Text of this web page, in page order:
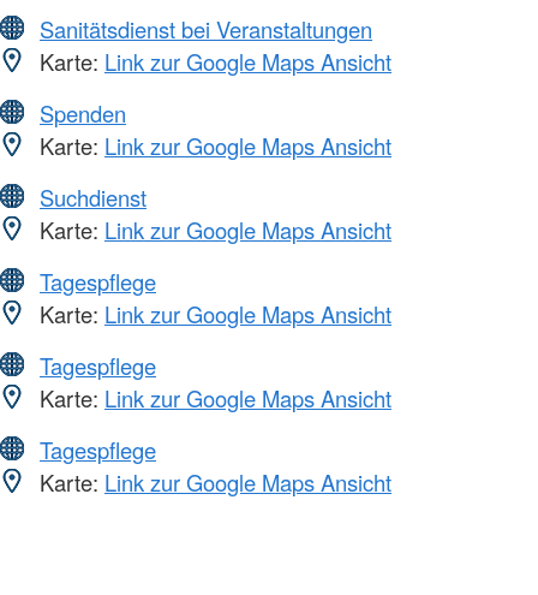
Sanitätsdienst bei Veranstaltungen
Karte: Link zur Google Maps Ansicht
Spenden
Karte: Link zur Google Maps Ansicht
Suchdienst
Karte: Link zur Google Maps Ansicht
Tagespflege
Karte: Link zur Google Maps Ansicht
Tagespflege
Karte: Link zur Google Maps Ansicht
Tagespflege
Karte: Link zur Google Maps Ansicht